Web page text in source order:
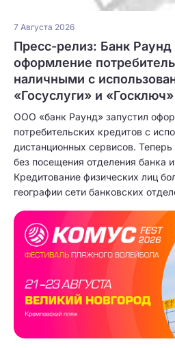
7 Августа 2026
Пресс-релиз: Банк Раунд
оформление
наличными с
«Госуслуги» и «Госключ»
ООО «банк Раунд» запустил
потребительских кредитов с
дистанционных сервисов.
без посещения отделения банка
Кредитование физических лиц
географии сети банковских